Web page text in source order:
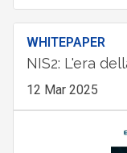
WHITEPAPER
NIS2: L'era
12 Mar 2025